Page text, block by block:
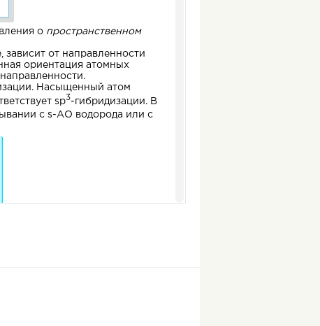
о пространственном
от направленности
ориентация атомных
Насыщенный атом
sp3-гибридизации. В
с s-АО водорода или с
углерода, а в вершинах –